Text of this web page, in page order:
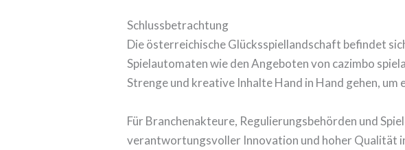
Schlussbetrachtung
Die österreichische Glücksspiellandschaft befindet
Spielautomaten wie den Angeboten von cazimbo
Strenge und kreative Inhalte Hand in Hand gehen,
Für Branchenakteure, Regulierungsbehörden und
verantwortungsvoller Innovation und hoher Qualität